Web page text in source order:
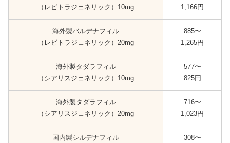
（レビトラジェネリック）10mg
1,166円
海外製バルデナフィル
（レビトラジェネリック）20mg
885〜
1,265円
海外製タダラフィル
（シアリスジェネリック）10mg
577〜
825円
海外製タダラフィル
（シアリスジェネリック）20mg
716〜
1,023円
国内製シルデナフィル
308〜